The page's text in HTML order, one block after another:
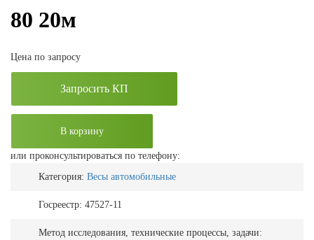
80 20м
Цена по запросу
Запросить КП
В корзину
или проконсультироваться по телефону:
Категория: Весы автомобильные
Госреестр: 47527-11
Метод исследования, технические процессы, задачи: